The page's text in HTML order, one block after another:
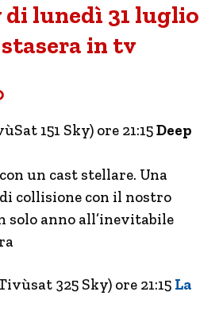
lunedì 31 luglio
in tv
151 Sky) ore 21:15Deep
un cast stellare. Una
collisione con il nostro
solo anno all’inevitabile
325 Sky) ore 21:15 La